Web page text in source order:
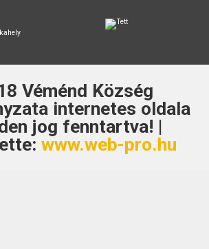
Véménd Község
internetes oldala
jog fenntartva! |
www.web-pro.hu